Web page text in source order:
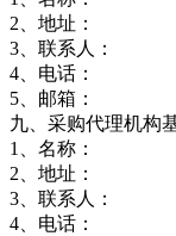
2、地址：
3、联系人：
4、电话：
5、邮箱：
九、采购代理机构
1、名称：
2、地址：
3、联系人：
4、电话：